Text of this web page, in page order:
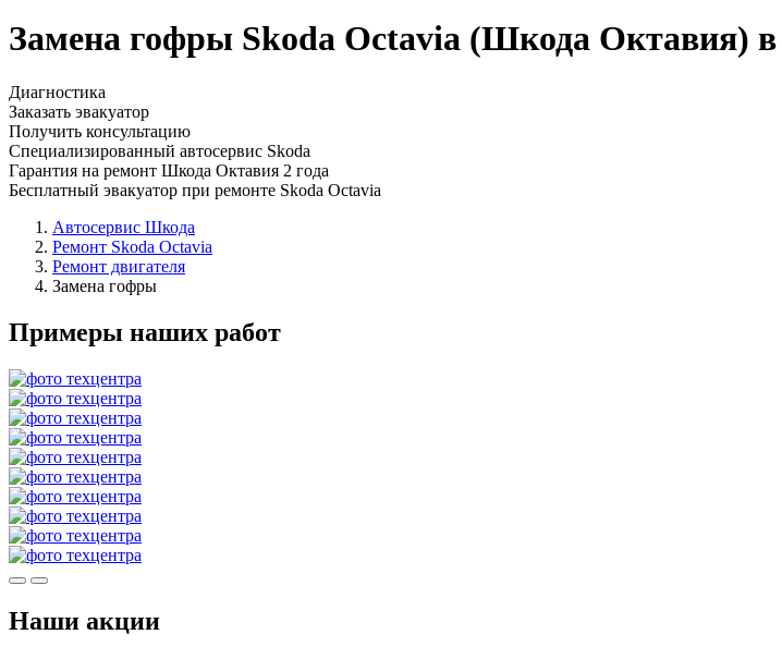
Замена гофры Skoda Octavia (Шкода Октавия)
Диагностика
Заказать эвакуатор
Получить консультацию
Специализированный автосервис Skoda
Гарантия на ремонт Шкода Октавия 2 года
Бесплатный эвакуатор при ремонте Skoda Octavia
Автосервис Шкода
Ремонт Skoda Octavia
Ремонт двигателя
Замена гофры
Примеры наших работ
Наши акции